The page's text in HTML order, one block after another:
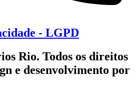
- LGPD
Rio. Todos os direitos
e desenvolvimento por